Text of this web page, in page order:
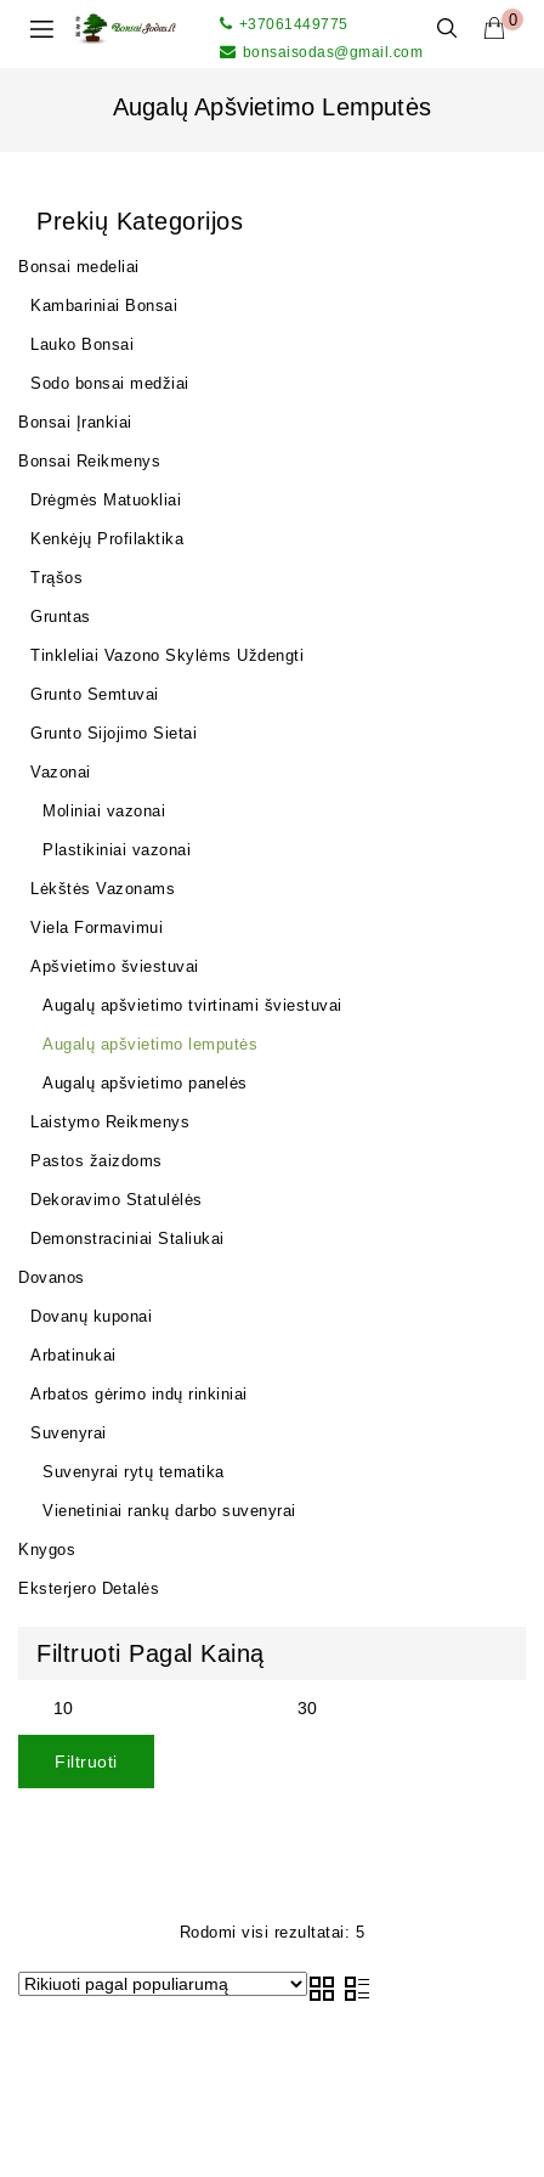
0
+37061449775
bonsaisodas@gmail.com
Augalų Apšvietimo Lemputės
Rodomi visi rezultatai: 5
Prekių Kategorijos
Bonsai medeliai
Kambariniai Bonsai
Lauko Bonsai
Sodo bonsai medžiai
Bonsai Įrankiai
Bonsai Reikmenys
Drėgmės Matuokliai
Kenkėjų Profilaktika
Trąšos
Gruntas
Tinkleliai Vazono Skylėms Uždengti
Grunto Semtuvai
Grunto Sijojimo Sietai
Vazonai
Moliniai vazonai
Plastikiniai vazonai
Lėkštės Vazonams
Viela Formavimui
Apšvietimo šviestuvai
Augalų apšvietimo tvirtinami šviestuvai
Augalų apšvietimo lemputės
Augalų apšvietimo panelės
Laistymo Reikmenys
Pastos žaizdoms
Dekoravimo Statulėlės
Demonstraciniai Staliukai
Dovanos
Dovanų kuponai
Arbatinukai
Arbatos gėrimo indų rinkiniai
Suvenyrai
Suvenyrai rytų tematika
Vienetiniai rankų darbo suvenyrai
Knygos
Eksterjero Detalės
Filtruoti Pagal Kainą
Filtruoti